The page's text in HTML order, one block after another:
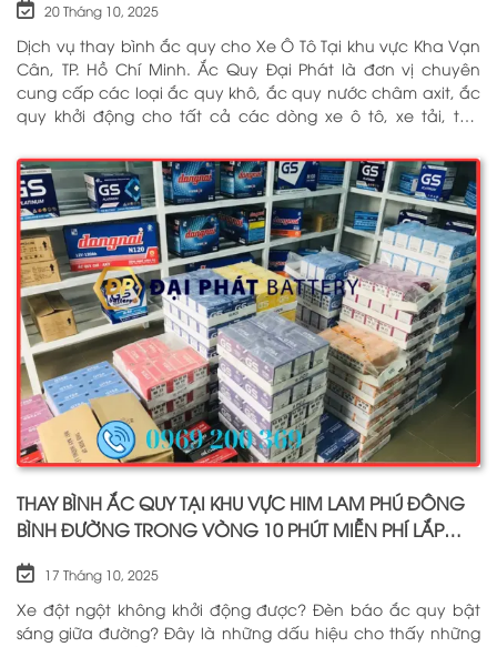
20 Tháng 10, 2025
Dịch vụ thay bình ắc quy cho Xe Ô Tô Tại khu vực Kha Vạn
Cân, TP. Hồ Chí Minh. Ắc Quy Đại Phát là đơn vị chuyên
cung cấp các loại ắc quy khô, ắc quy nước châm axit, ắc
quy khởi động cho tất cả các dòng xe ô tô, xe tải, tàu
hiệu như: GS, ĐỒNG NAI, VARTA, DELKOR, SOLITE, ENIMAC,
BOSCH, ROCKET. Tell: 0969 200 369
THAY BÌNH ẮC QUY TẠI KHU VỰC HIM LAM PHÚ ĐÔNG
BÌNH ĐƯỜNG TRONG VÒNG 10 PHÚT MIỄN PHÍ LẮP
17 Tháng 10, 2025
Xe đột ngột không khởi động được? Đèn báo ắc quy bật
sáng giữa đường? Đây là những dấu hiệu cho thấy những